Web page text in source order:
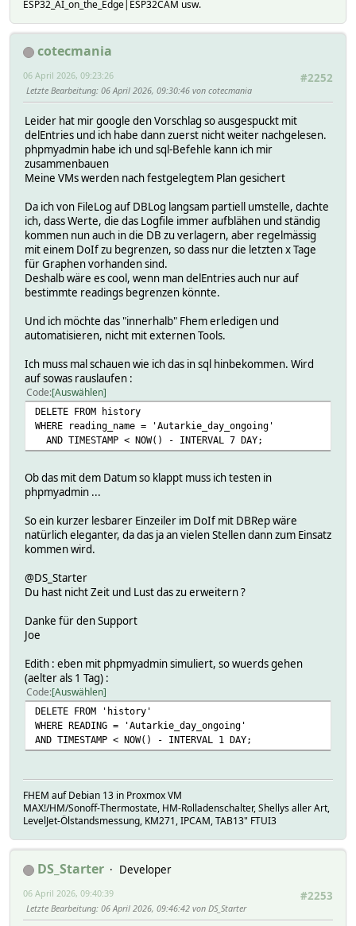
ESP32_AI_on_the_Edge|ESP32CAM usw.
cotecmania
#2252
06 April 2026, 09:23:26
Letzte Bearbeitung: 06 April 2026, 09:30:46 von cotecmania
Leider hat mir google den Vorschlag so ausgespuckt mit
delEntries und ich habe dann zuerst nicht weiter nachgelesen.
phpmyadmin habe ich und sql-Befehle kann ich mir
zusammenbauen
Meine VMs werden nach festgelegtem Plan gesichert
Da ich von FileLog auf DBLog langsam partiell umstelle, dachte
ich, dass Werte, die das Logfile immer aufblähen und ständig
kommen nun auch in die DB zu verlagern, aber regelmässig
mit einem DoIf zu begrenzen, so dass nur die letzten x Tage
für Graphen vorhanden sind.
Deshalb wäre es cool, wenn man delEntries auch nur auf
bestimmte readings begrenzen könnte.
Und ich möchte das "innerhalb" Fhem erledigen und
automatisieren, nicht mit externen Tools.
Ich muss mal schauen wie ich das in sql hinbekommen. Wird
auf sowas rauslaufen :
Code Auswählen
DELETE FROM history
WHERE reading_name = 'Autarkie_day_ongoing'
AND TIMESTAMP < NOW() - INTERVAL 7 DAY;
Ob das mit dem Datum so klappt muss ich testen in
phpmyadmin ...
So ein kurzer lesbarer Einzeiler im DoIf mit DBRep wäre
natürlich eleganter, da das ja an vielen Stellen dann zum Einsatz
kommen wird.
@DS_Starter
Du hast nicht Zeit und Lust das zu erweitern ?
Danke für den Support
Joe
Edith : eben mit phpmyadmin simuliert, so wuerds gehen
(aelter als 1 Tag) :
Code Auswählen
DELETE FROM 'history'
WHERE READING = 'Autarkie_day_ongoing'
AND TIMESTAMP < NOW() - INTERVAL 1 DAY;
FHEM auf Debian 13 in Proxmox VM
MAX!/HM/Sonoff-Thermostate, HM-Rolladenschalter, Shellys aller Art,
LevelJet-Ölstandsmessung, KM271, IPCAM, TAB13" FTUI3
DS_Starter
Developer
#2253
06 April 2026, 09:40:39
Letzte Bearbeitung: 06 April 2026, 09:46:42 von DS_Starter